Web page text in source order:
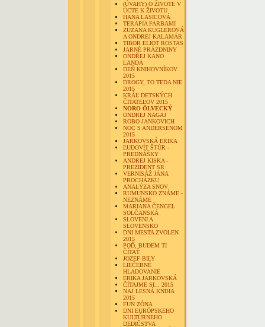
(ÚVAHY) O ŽIVOTE V
ÚCTE K ŽIVOTU
HANA LASICOVÁ
TERAPIA FARBAMI
ZUZANA KUGLEROVÁ
A ONDREJ KALAMÁR
TIBOR ELIOT ROSTAS
JARNÉ PRÁZDNINY
ONDŘEJ KANO
LANDA
DEŇ KNIHOVNÍKOV
2015
DROGY, TO TEDA NIE
2015
KRÁĽ DETSKÝCH
ČITATEĽOV 2015
NORO ÖLVECKÝ
ONDREJ NAGAJ
ROBO JANKOVICH
NOC S ANDERSENOM
2015
JARKOVSKÁ ERIKA
ĽUDOVÍT ŠTÚR -
PREDNÁŠKY
ANDREJ KISKA -
PREZIDENT SR
VERNISÁŽ JÁNA
PROCHÁZKU
ANALÝZA SNOV
RUMUNSKO ZNÁME -
NEZNÁME
MARIANA ČENGEL
SOLČANSKÁ
SLOVENI A
SLOVENSKO
DNI MESTA ZVOLEN
2015
POĎ, BUDEM TI
ČÍTAŤ
JOZEF BILY
LIEČEBNÉ
HLADOVANIE
ERIKA JARKOVSKÁ
ČÍTAJME SI... 2015
NAJ LESNÁ KNIHA
2015
FUN ZÓNA
DNI EURÓPSKEHO
KULTÚRNEHO
DEDIČSTVA